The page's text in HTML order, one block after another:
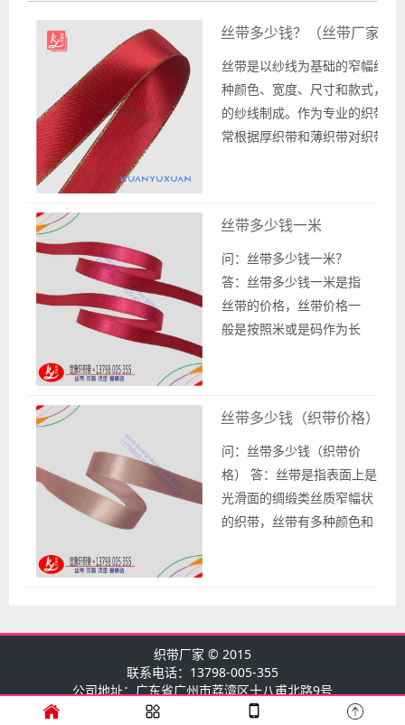
丝带多少钱？（丝带厂家直
丝带是以纱线为基础的窄幅纺织
种颜色、宽度、尺寸和款式，由
的纱线制成。作为专业的织带生
常根据厚织带和薄织带对织带进
和雪纺丝带。丝带有196种颜色
不同宽度尺...
丝带多少钱一米
问：丝带多少钱一米？
答：丝带多少钱一米是指
丝带的价格，丝带价格一
般是按照米或是码作为长
带价格。 丝带的宽度尺寸
以及品质有很多种，不同
的宽度尺寸以及品质不
同，丝带的价格也是不一
样的。比如丝带宽度尺寸
丝带多少钱（织带价格）
问：丝带多少钱（织带价
格） 答：丝带是指表面上是
光滑面的绸缎类丝质窄幅状
的织带，丝带有多种颜色和
的织带价格是根据相应的丝
带款式和丝带宽度尺寸以及
需要的丝带数量等综合计算
得来。不同的丝带款式和丝
织带厂家 © 2015
联系电话：13798-005-355
公司地址：广东省广州市荔湾区十八甫北路9号